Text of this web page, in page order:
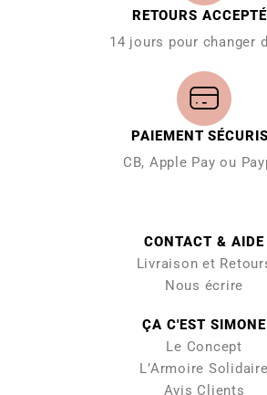
RETOURS
14 jours pour changer
PAIEMENT
CB, Apple Pay ou
CONTACT & AIDE
Livraison et
Nous écrire
ÇA C'EST SIMONE
Le Concept
L’Armoire Solidaire
Avis Clients